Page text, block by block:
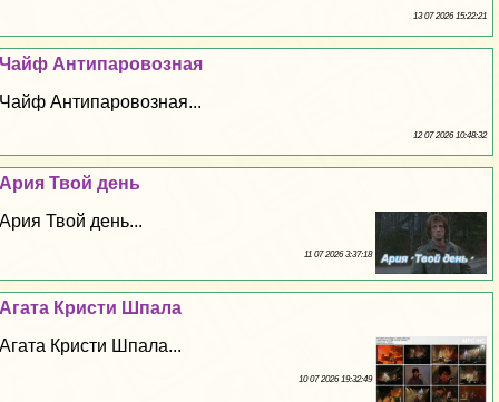
13 07 2026 15:22:21
Чайф Антипаровозная
Чайф Антипаровозная...
12 07 2026 10:48:32
Ария Твой день
Ария Твой день...
11 07 2026 3:37:18
Агата Кристи Шпала
Агата Кристи Шпала...
10 07 2026 19:32:49